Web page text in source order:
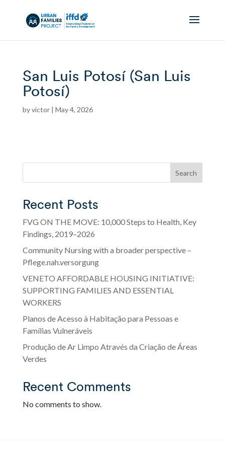
San Luis Potosí (San Luis
Potosí)
byvictor| May 4, 2026
Search
Recent Posts
FVG ON THE MOVE: 10,000 Steps to Health, Key
Findings, 2019–2026
Community Nursing with a broader perspective –
Pflege.nah.versorgung
VENETO AFFORDABLE HOUSING INITIATIVE:
SUPPORTING FAMILIES AND ESSENTIAL
WORKERS
Planos de Acesso à Habitação para Pessoas e
Famílias Vulneráveis
Produção de Ar Limpo Através da Criação de Áreas
Verdes
Recent Comments
No comments to show.